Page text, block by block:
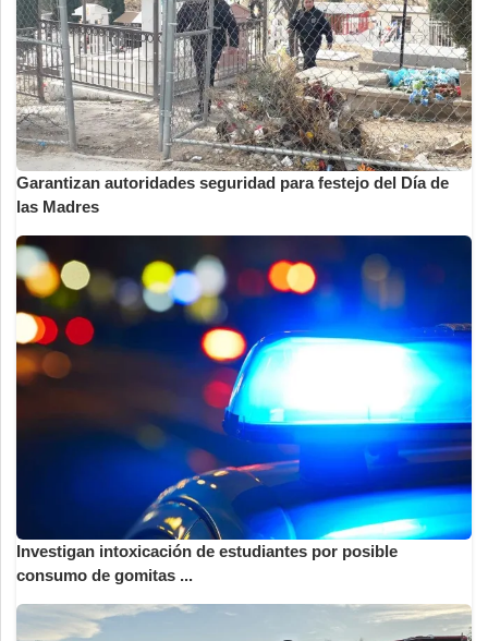
Garantizan autoridades seguridad para festejo del Día de
las Madres
Investigan intoxicación de estudiantes por posible
consumo de gomitas ...